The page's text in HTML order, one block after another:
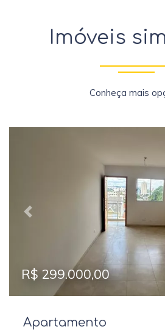
Imóveis
Conheça mais
Previous
R$ 299.000,00
Apartamento